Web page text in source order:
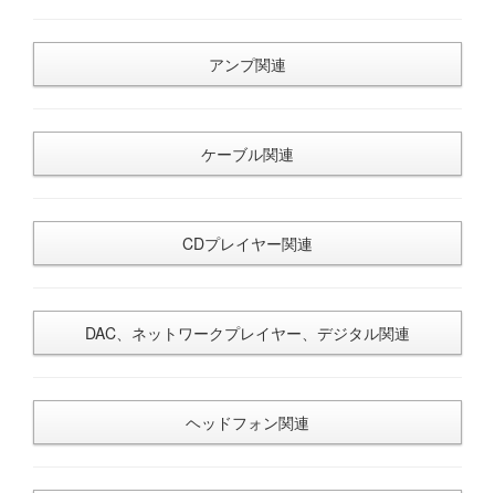
アンプ関連
ケーブル関連
CDプレイヤー関連
DAC、ネットワークプレイヤー、デジタル関連
ヘッドフォン関連